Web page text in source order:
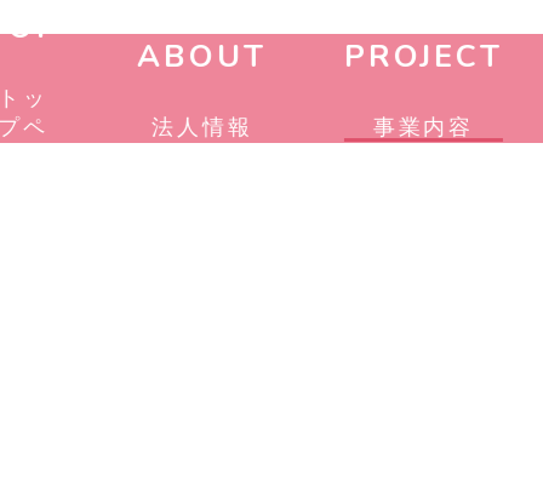
ッ
ペ
ABOUT
法人情報
PROJECT
事業内容